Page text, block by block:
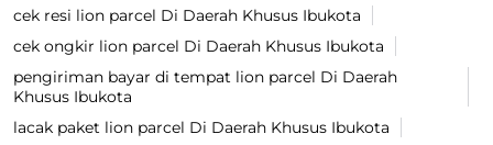
cek resi lion parcel Di Daerah Khusus Ibukota
cek ongkir lion parcel Di Daerah Khusus Ibukota
pengiriman bayar di tempat lion parcel Di Daerah
Khusus Ibukota
lacak paket lion parcel Di Daerah Khusus Ibukota